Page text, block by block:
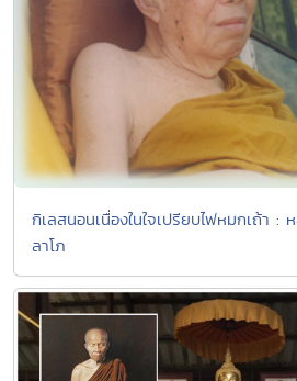
กิเลสนอนเนื่องในใจเปรียบไฟหมกเถ้า :
ลาโภ